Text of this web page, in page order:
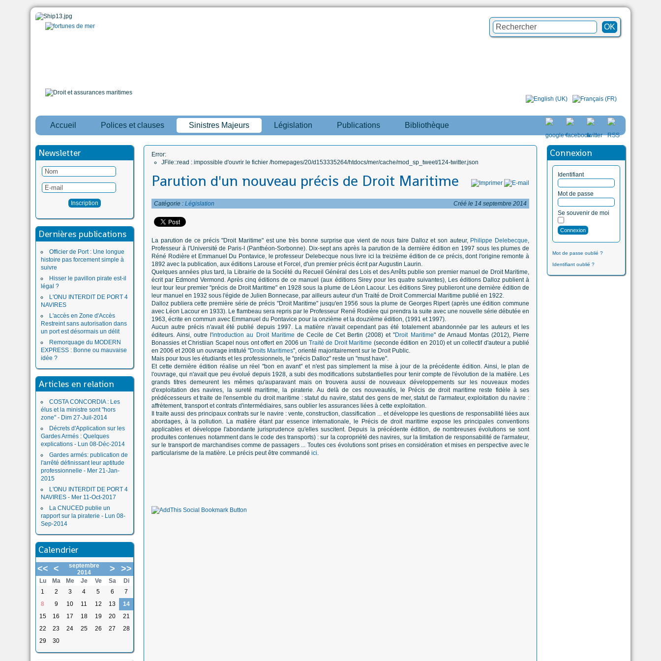
Accueil Polices et clauses Sinistres Majeurs Législation Publications Bibliothèque
Newsletter
Dernières publications
Officier de Port : Une longue
histoire pas forcement simple à
suivre
Hisser le pavillon pirate est-il
légal ?
L'ONU INTERDIT DE PORT 4
NAVIRES
L'accès en Zone d'Accès
Restreint sans autorisation dans
un port est désormais un délit
Remorquage du MODERN
EXPRESS : Bonne ou mauvaise
idée ?
Articles en relation
COSTA CONCORDIA : Les
élus et la ministre sont "hors
zone" - Dim 27-Juil-2014
Décrets d'Application sur les
Gardes Armés : Quelques
explications - Lun 08-Déc-2014
Gardes armés: publication de
l'arrêté définissant leur aptitude
professionnelle - Mer 21-Jan-
2015
L'ONU INTERDIT DE PORT 4
NAVIRES - Mer 11-Oct-2017
La CNUCED publie un
rapport sur la piraterie - Lun 08-
Sep-2014
Calendrier
<< <
septembre
2014
> >>
Lu Ma Me Je Ve Sa
Di
1
2 3 4 5 6
7
8
9 10 11 12 13
14
15
16 17 18 19 20
21
22
23 24 25 26 27
28
29
30
Connexion
Identifiant
Mot de passe
Se souvenir de moi
Mot de passe oublié ?
Identifiant oublié ?
Error:
JFile::read : impossible d'ouvrir le fichier /homepages/20/d153335264/htdocs/mer/cache/mod_sp_tweet/124-twitter.json
Parution d'un nouveau précis de Droit Maritime
Catégorie : Législation Créé le 14 septembre 2014
La parution de ce précis "Droit Maritime" est une très bonne surprise que vient de nous faire Dalloz et son auteur, Philippe Delebecque,
Professeur à l'Université de Paris-I (Panthéon-Sorbonne). Dix-sept ans après la parution de la dernière édition en 1997 sous les plumes de
Réné Rodière et Emmanuel Du Pontavice, le professeur Delebecque nous livre ici la treizième édition de ce précis, dont l'origine remonte à
1892 avec la publication, aux éditions Larouse et Forcel, d'un premier précis écrit par Augustin Laurin.
Quelques années plus tard, la Librairie de la Société du Recueil Général des Lois et des Arrêts publie son premier manuel de Droit Maritime,
écrit par Edmond Vermond. Après cinq éditions de ce manuel (aux éditions Sirey pour les quatre suivantes), Les éditions Dalloz publient à
leur tour leur premier "précis de Droit Maritime" en 1928 sous la plume de Léon Lacour. Les éditions Sirey publieront une dernière édition de
leur manuel en 1932 sous l'égide de Julien Bonnecase, par ailleurs auteur d'un Traité de Droit Commercial Maritime publié en 1922.
Dalloz publiera cette première série de précis "Droit Maritime" jusqu'en 1956 sous la plume de Georges Ripert (après une édition commune
avec Léon Lacour en 1933). Le flambeau sera repris par le Professeur René Rodière qui prendra la suite avec une nouvelle série débutée en
1963, écrite en commun avec Emmanuel du Pontavice pour la onzième et la douzième édition, (1991 et 1997).
Aucun autre précis n'avait été publié depuis 1997. La matière n'avait cependant pas été totalement abandonnée par les auteurs et les
éditeurs. Ainsi, outre l'introduction au Droit Maritime de Cecile de Cet Bertin (2008) et "Droit Maritime" de Arnaud Montas (2012), Pierre
Bonassies et Christiian Scapel nous ont offert en 2006 un Traité de Droit Maritime (seconde édition en 2010) et un collectif d'auteur a publié
en 2006 et 2008 un ouvrage intitulé "Droits Maritimes", orienté majoritairement sur le Droit Public.
Mais pour tous les étudiants et les professionnels, le "précis Dalloz" reste un "must have".
Et cette dernière édition réalise un réel "bon en avant" et n'est pas simplement la mise à jour de la précédente édition. Ainsi, le plan de
l'ouvrage, qui n'avait que peu évolué depuis 1928, a subi des modifications substantielles pour tenir compte de l'évolution de la matière. Les
grands titres demeurent les mêmes qu'auparavant mais on trouvera aussi de nouveaux développements sur les nouveaux modes
d'exploitation des navires, la sureté maritime, la piraterie. Au delà de ces nouveautés, le Précis de droit maritime reste fidèle à ses
prédécesseurs et traite de l'ensemble du droit maritime : statut du navire, statut des gens de mer, statut de l'armateur, exploitation du navire :
affrètement, transport et contrats d'intermédiaires, sans oublier les assurances liées à cette exploitation.
Il traite aussi des principaux contrats sur le navire : vente, construction, classification ... et développe les questions de responsabilité liées aux
abordages, à la pollution. La matière étant par essence internationale, le Précis de droit maritime expose les principales conventions
applicables et développe l'abondante jurisprudence qu'elles suscitent. Depuis la précédente édition, de nombreuses évolutions se sont
produites contenues notamment dans le code des transports) : sur la copropriété des navires, sur la limitation de responsabilité de l'armateur,
sur le transport de marchandises comme de passagers ... Toutes ces évolutions sont prises en considération et mises en perspective avec le
particularisme de la matière. Le précis peut être commandé ici.